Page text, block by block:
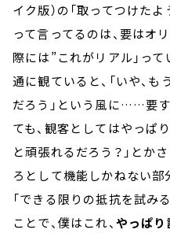
イク版）の「取ってつけた
って言ってるのは、要はオ
際には”これがリアル」っ
通に観ていると、「いや、
だろう」という風に……要す
ても、観客としてはやっぱ
と頑張れるだろう？」とか
ろとして機能しかねない部
「できる限りの抵抗を試み
ことで、僕はこれ、やっぱり